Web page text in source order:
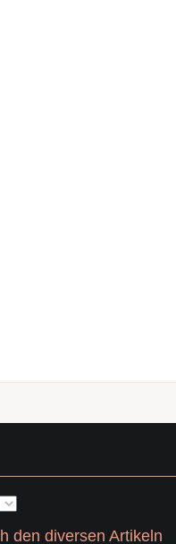
den diversen Artikeln